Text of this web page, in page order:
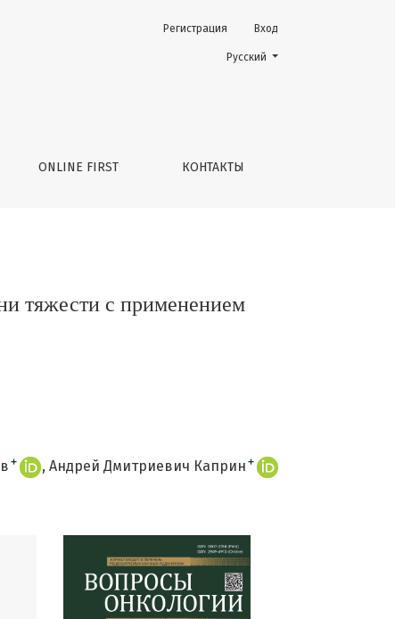
сниженной концентрации
ONLINE FIRST КОНТАКТЫ
Регистрация Вход
Change the language. The
Русский
тяжести с применением
+ Андрей Дмитриевич Каприн +